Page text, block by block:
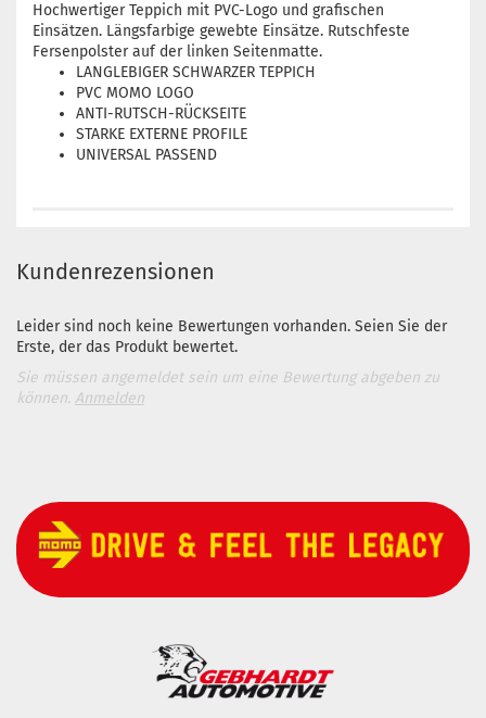
Hochwertiger Teppich mit PVC-Logo und grafischen
Einsätzen. Längsfarbige gewebte Einsätze. Rutschfeste
Fersenpolster auf der linken Seitenmatte.
LANGLEBIGER SCHWARZER TEPPICH
PVC MOMO LOGO
ANTI-RUTSCH-RÜCKSEITE
STARKE EXTERNE PROFILE
UNIVERSAL PASSEND
Kundenrezensionen
Leider sind noch keine Bewertungen vorhanden. Seien Sie der
Erste, der das Produkt bewertet.
Sie müssen angemeldet sein um eine Bewertung abgeben zu
können. Anmelden